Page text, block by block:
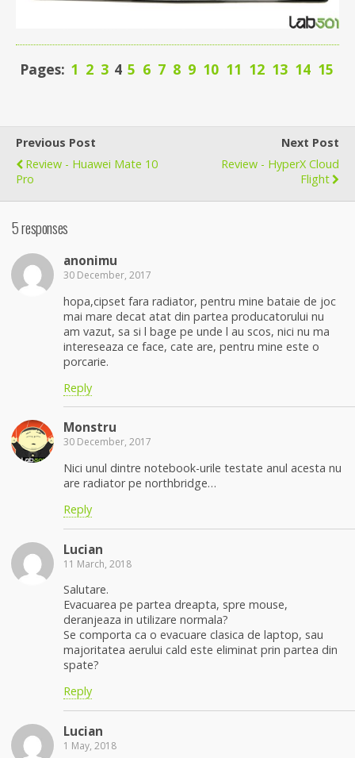
Pages: 1 2 3 4 5 6 7 8 9 10 11 12 13 14 15
Previous Post
Review - Huawei Mate 10
Pro
Next Post
Review - HyperX Cloud
Flight
5 responses
anonimu
30 December, 2017
hopa,cipset fara radiator, pentru mine bataie de joc
mai mare decat atat din partea producatorului nu
am vazut, sa si l bage pe unde l au scos, nici nu ma
intereseaza ce face, cate are, pentru mine este o
porcarie.
Reply
Monstru
30 December, 2017
Nici unul dintre notebook-urile testate anul acesta nu
are radiator pe northbridge…
Reply
Lucian
11 March, 2018
Salutare.
Evacuarea pe partea dreapta, spre mouse,
deranjeaza in utilizare normala?
Se comporta ca o evacuare clasica de laptop, sau
majoritatea aerului cald este eliminat prin partea din
spate?
Reply
Lucian
1 May, 2018